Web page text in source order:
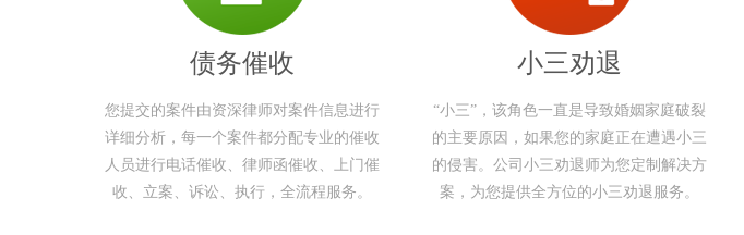
债务催收
您提交的案件由资深律师对案件信息进行
详细分析，每一个案件都分配专业的催收
人员进行电话催收、律师函催收、上门催
收、立案、诉讼、执行，全流程服务。
小三劝退
“小三”，该角色一直是导致婚姻家庭破裂
的主要原因，如果您的家庭正在遭遇小三
的侵害。公司小三劝退师为您定制解决方
案，为您提供全方位的小三劝退服务。
沈先生 XJD200019337 工程款
绍女士 XJD200019343 借款